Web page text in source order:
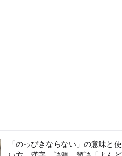
「のっぴきならない」の意味と使